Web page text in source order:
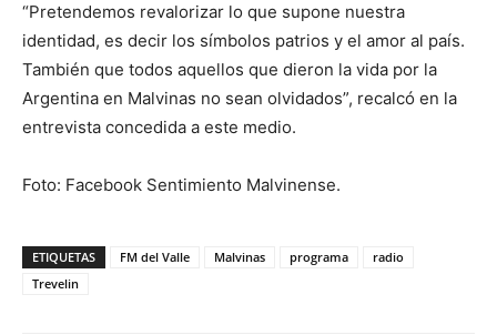
“Pretendemos revalorizar lo que supone nuestra
identidad, es decir los símbolos patrios y el amor al país.
También que todos aquellos que dieron la vida por la
Argentina en Malvinas no sean olvidados”, recalcó en la
entrevista concedida a este medio.
Foto: Facebook Sentimiento Malvinense.
ETIQUETAS FM del Valle Malvinas programa
radio
Trevelin